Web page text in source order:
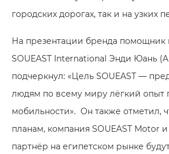
городских дорогах, так и на узких
На презентации бренда помощник
SOUEAST International Энди Юань
подчеркнул: «Цель SOUEAST —
людям по всему миру лёгкий опыт
мобильности». Он также отметил,
планам, компания SOUEAST Motor
партнёр на египетском рынке